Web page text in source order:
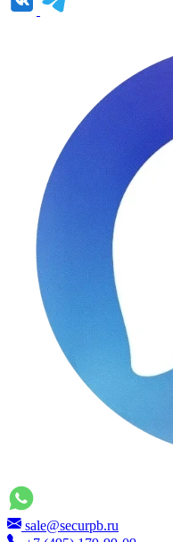
sale@securpb.ru